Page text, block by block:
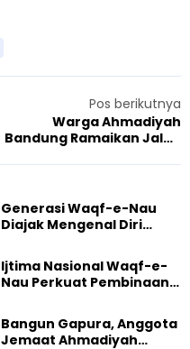
Pos berikutnya
Warga Ahmadiyah
Bandung Ramaikan Jalan
Ribuan Peserta
Generasi Waqf-e-Nau
Diajak Mengenal Diri
Dunia
Ijtima Nasional Waqf-e-
Nau Perkuat Pembinaan
Masa Depan
Bangun Gapura, Anggota
Jemaat Ahmadiyah